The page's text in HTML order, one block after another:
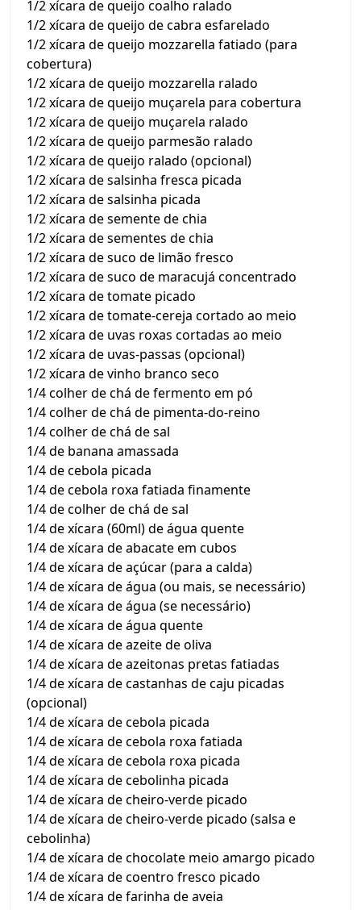
1/2 xícara de queijo coalho ralado
1/2 xícara de queijo de cabra esfarelado
1/2 xícara de queijo mozzarella fatiado (para
cobertura)
1/2 xícara de queijo mozzarella ralado
1/2 xícara de queijo muçarela para cobertura
1/2 xícara de queijo muçarela ralado
1/2 xícara de queijo parmesão ralado
1/2 xícara de queijo ralado (opcional)
1/2 xícara de salsinha fresca picada
1/2 xícara de salsinha picada
1/2 xícara de semente de chia
1/2 xícara de sementes de chia
1/2 xícara de suco de limão fresco
1/2 xícara de suco de maracujá concentrado
1/2 xícara de tomate picado
1/2 xícara de tomate-cereja cortado ao meio
1/2 xícara de uvas roxas cortadas ao meio
1/2 xícara de uvas-passas (opcional)
1/2 xícara de vinho branco seco
1/4 colher de chá de fermento em pó
1/4 colher de chá de pimenta-do-reino
1/4 colher de chá de sal
1/4 de banana amassada
1/4 de cebola picada
1/4 de cebola roxa fatiada finamente
1/4 de colher de chá de sal
1/4 de xícara (60ml) de água quente
1/4 de xícara de abacate em cubos
1/4 de xícara de açúcar (para a calda)
1/4 de xícara de água (ou mais, se necessário)
1/4 de xícara de água (se necessário)
1/4 de xícara de água quente
1/4 de xícara de azeite de oliva
1/4 de xícara de azeitonas pretas fatiadas
1/4 de xícara de castanhas de caju picadas
(opcional)
1/4 de xícara de cebola picada
1/4 de xícara de cebola roxa fatiada
1/4 de xícara de cebola roxa picada
1/4 de xícara de cebolinha picada
1/4 de xícara de cheiro-verde picado
1/4 de xícara de cheiro-verde picado (salsa e
cebolinha)
1/4 de xícara de chocolate meio amargo picado
1/4 de xícara de coentro fresco picado
1/4 de xícara de farinha de aveia